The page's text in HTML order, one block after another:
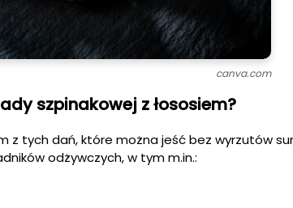
canva.com
szpinakowej z łososiem?
z tych dań, które można jeść bez wyrzutów
odżywczych, w tym m.in.: